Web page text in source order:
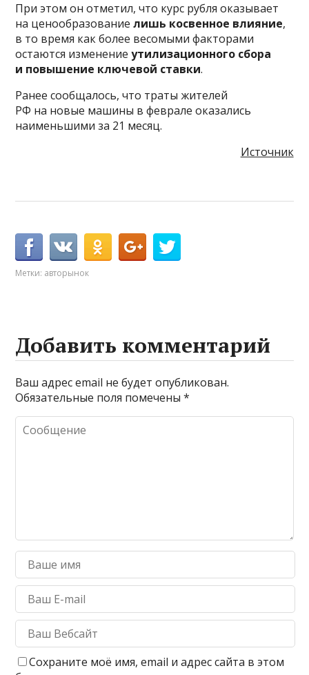
При этом он отметил, что курс рубля оказывает
на ценообразованиелишь косвенное влияние,
в то время как более весомыми факторами
остаются изменениеутилизационного сбора
и повышение ключевой ставки.
Ранее сообщалось, что траты жителей
РФ на новые машины в феврале оказались
наименьшими за 21 месяц.
Источник
Метки: авторынок
Добавить комментарий
Ваш адрес email не будет опубликован.
Обязательные поля помечены*
Сохраните моё имя, email и адрес сайта в этом